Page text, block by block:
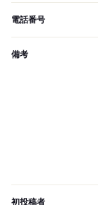
電話番号
備考
初投稿者